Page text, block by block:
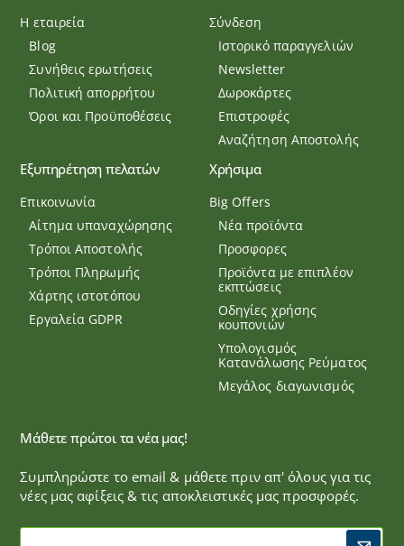
Η εταιρεία
Blog
Συνήθεις ερωτήσεις
Πολιτική απορρήτου
Όροι και Προϋποθέσεις
Σύνδεση
Ιστορικό παραγγελιών
Newsletter
Δωροκάρτες
Επιστροφές
Αναζήτηση Αποστολής
Εξυπηρέτηση πελατών
Επικοινωνία
Αίτημα υπαναχώρησης
Τρόποι Αποστολής
Τρόποι Πληρωμής
Χάρτης ιστοτόπου
Εργαλεία GDPR
Χρήσιμα
Big Offers
Νέα προϊόντα
Προσφορες
Προϊόντα με επιπλέον
εκπτώσεις
Οδηγίες χρήσης
κουπονιών
Υπολογισμός
Κατανάλωσης Ρεύματος
Μεγάλος διαγωνισμός
Μάθετε πρώτοι τα νέα μας!
Συμπληρώστε το email & μάθετε πριν απ' όλους για τις
νέες μας αφίξεις & τις αποκλειστικές μας προσφορές.